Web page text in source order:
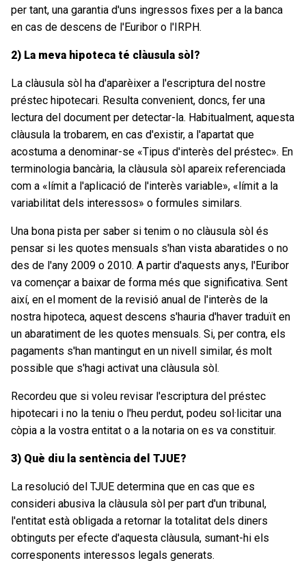
per tant, una garantia d'uns ingressos fixes per a la banca
en cas de descens de l'Euribor o l'IRPH.
2) La meva hipoteca té clàusula sòl?
La clàusula sòl ha d'aparèixer a l'escriptura del nostre
préstec hipotecari. Resulta convenient, doncs, fer una
lectura del document per detectar-la. Habitualment, aquesta
clàusula la trobarem, en cas d'existir, a l'apartat que
acostuma a denominar-se «Tipus d'interès del préstec». En
terminologia bancària, la clàusula sòl apareix referenciada
com a «límit a l'aplicació de l'interès variable», «límit a la
variabilitat dels interessos» o formules similars.
Una bona pista per saber si tenim o no clàusula sòl és
pensar si les quotes mensuals s'han vista abaratides o no
des de l'any 2009 o 2010. A partir d'aquests anys, l'Euribor
va començar a baixar de forma més que significativa. Sent
així, en el moment de la revisió anual de l'interès de la
nostra hipoteca, aquest descens s'hauria d'haver traduït en
un abaratiment de les quotes mensuals. Si, per contra, els
pagaments s'han mantingut en un nivell similar, és molt
possible que s'hagi activat una clàusula sòl.
Recordeu que si voleu revisar l'escriptura del préstec
hipotecari i no la teniu o l'heu perdut, podeu sol·licitar una
còpia a la vostra entitat o a la notaria on es va constituir.
3) Què diu la sentència del TJUE?
La resolució del TJUE determina que en cas que es
consideri abusiva la clàusula sòl per part d'un tribunal,
l'entitat està obligada a retornar la totalitat dels diners
obtinguts per efecte d'aquesta clàusula, sumant-hi els
corresponents interessos legals generats.